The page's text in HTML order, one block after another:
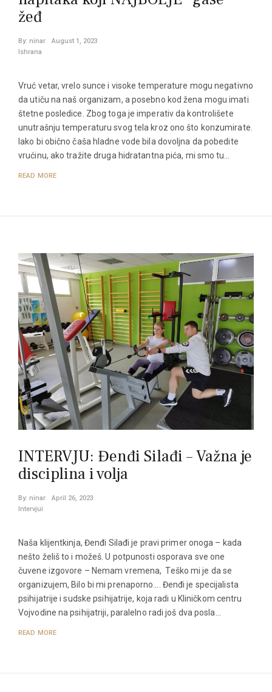
žeđ
By: ninar
August 1, 2023
Ishrana
Vruć vetar, vrelo sunce i visoke temperature mogu negativno
da utiču na naš organizam, a posebno kod žena mogu imati
štetne posledice. Zbog toga je imperativ da kontrolišete
unutrašnju temperaturu svog tela kroz ono što konzumirate.
Iako bi obično čaša hladne vode bila dovoljna da pobedite
vrućinu, ako tražite druga hidratantna pića, mi smo tu…
READ MORE
INTERVJU: Đenđi Silađi – Važna je
disciplina i volja
By: ninar
April 26, 2023
Intervjui
Naša klijentkinja, Đenđi Silađi je pravi primer onoga – kada
nešto želiš to i možeš. U potpunosti osporava sve one
čuvene izgovore – Nemam vremena, Teško mi je da se
organizujem, Bilo bi mi prenaporno…. Đenđi je specijalista
psihijatrije i sudske psihijatrije, koja radi u Kliničkom centru
Vojvodine na psihijatriji, paralelno radi još dva posla…
READ MORE